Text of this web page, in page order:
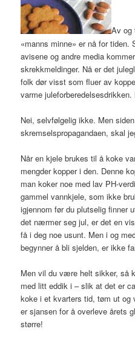
Av og
«manns minne» er nå for tiden.
avisene og andre media
skrekkmeldinger. Nå er det
folk dør visst som fluer av
varme
Nei, selvfølgelig ikke. Men
skremselspropagandaen, skal
Når en kjele brukes til å koke
mengder kopper i den. Denne
man koker noe med lav PH-
gammel vannkjele, som ikke
igjennom før du plutselig finner
det nærmer seg jul, er det en
få i deg noe usunt. Men i og
begynner å bli sjelden, er ikke
Men vil du være helt sikker, så
med litt eddik i – slik at det er
koke i et kvarters tid, tøm ut
er sjansen for å overleve årets
større!